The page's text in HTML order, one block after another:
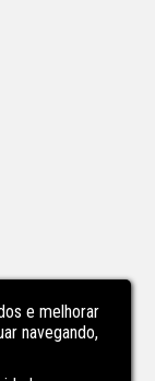
e melhorar
navegando,